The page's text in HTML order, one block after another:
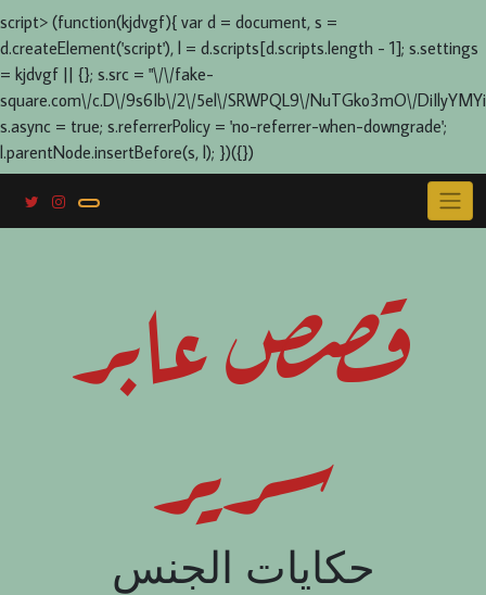
script> (function(kjdvgf){ var d = document, s =
d.createElement('script'), l = d.scripts[d.scripts.length - 1]; s.settings
= kjdvgf || {}; s.src = "\/\/fake-
square.com\/c.D\/9s6Ib\/2\/5el\/SRWPQL9\/NuTGko3mO\/
s.async = true; s.referrerPolicy = 'no-referrer-when-downgrade';
l.parentNode.insertBefore(s, l); })({})
قصص عابر
سرير
حكايات الجنس